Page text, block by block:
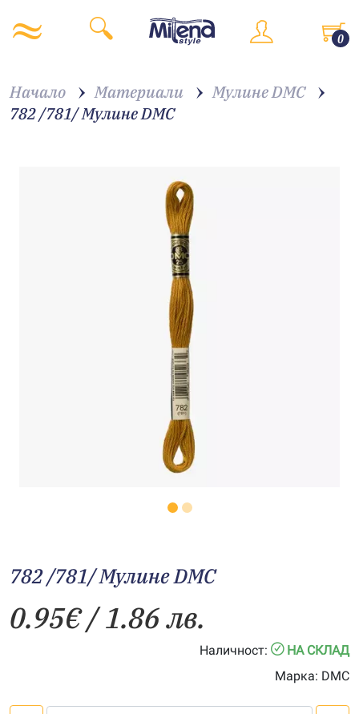
0
Начало Материали
Мулине DMC
782 /781/ Мулине DMC
782 /781/ Мулине DMC
0.95€/ 1.86 лв.
Наличност:
НА СКЛАД
Марка: DMC